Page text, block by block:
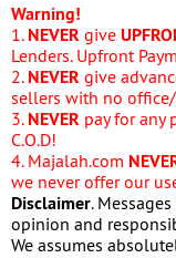
Warning!
1. NEVER give
Lenders. Upfront
2. NEVER give
sellers with no
3. NEVER pay for any
C.O.D!
4. Majalah.com
we never offer our
Disclaimer.
opinion and
We assumes